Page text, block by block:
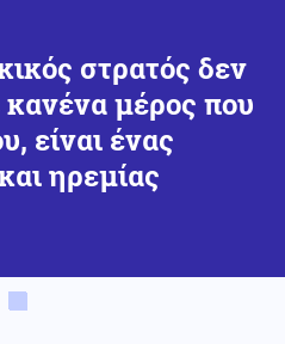
στρατός δεν
μέρος που
είναι ένας
ηρεμίας